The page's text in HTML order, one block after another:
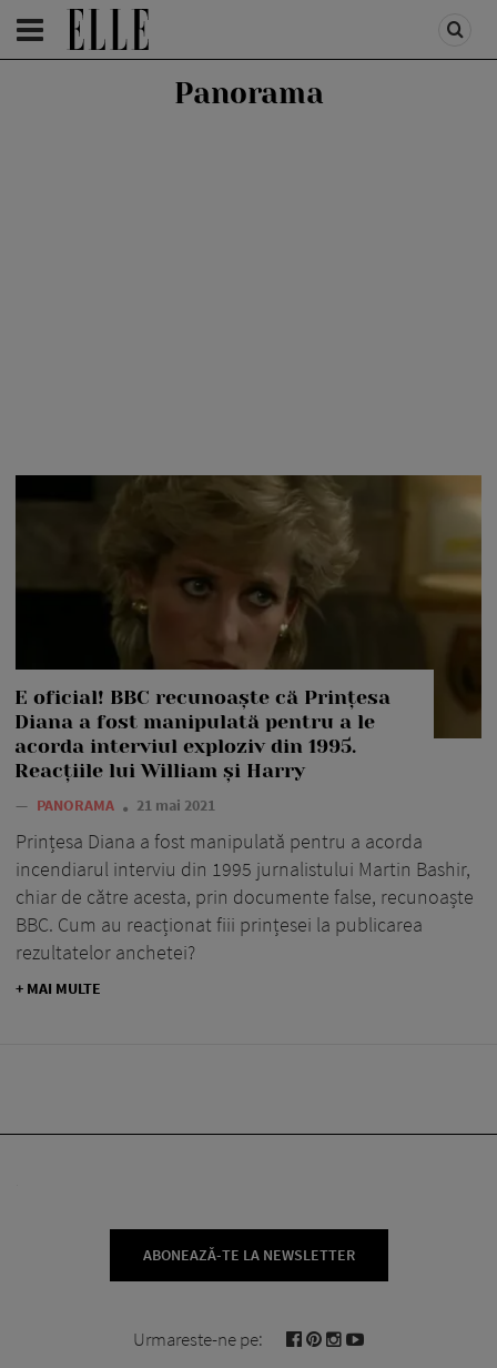
HOMEPAGE /PEOPLE
Panorama
E oficial! BBC recunoaște că Prințesa
Diana a fost manipulată pentru a le
acorda interviul exploziv din 1995.
Reacțiile lui William și Harry
— PANORAMA 21 mai 2021
Prințesa Diana a fost manipulată pentru a acorda
incendiarul interviu din 1995 jurnalistului Martin Bashir,
chiar de către acesta, prin documente false, recunoaște
BBC. Cum au reacționat fiii prințesei la publicarea
rezultatelor anchetei?
+ MAI MULTE
ABONEAZĂ-TE LA NEWSLETTER
Urmareste-ne pe: